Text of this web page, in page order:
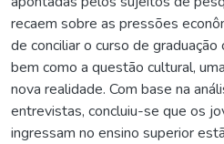
recaem sobre as pressões
de conciliar o curso de
bem como a questão cultural,
nova realidade. Com base na
entrevistas, concluiu-se que os
ingressam no ensino superior